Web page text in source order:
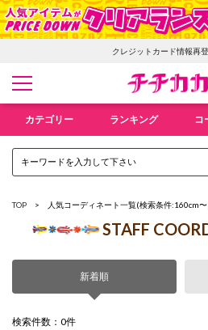
クレジットカード情報再
カテゴリー ランキング コ
TOP 人気コーディネート一覧(検索条件:160cm
STAFF
新着順
検索件数：0件